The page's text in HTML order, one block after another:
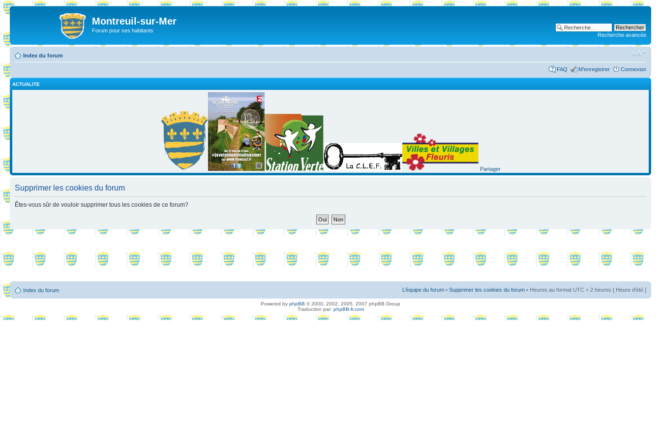
Montreuil-sur-Mer
Forum pour ses habitants
Recherche avancée
Index du forum
FAQ M’enregistrer Connexion
ACTUALITE
Partager
Supprimer les cookies du forum
Êtes-vous sûr de vouloir supprimer tous les cookies de ce forum?
Index du forum L’équipe du forum • Supprimer les cookies du forum • Heures au format UTC + 2 heures [ Heure d’été ]
Powered by phpBB © 2000, 2002, 2005, 2007 phpBB Group
Traduction par: phpBB-fr.com